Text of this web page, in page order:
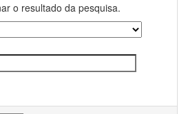
o resultado da pesquisa.